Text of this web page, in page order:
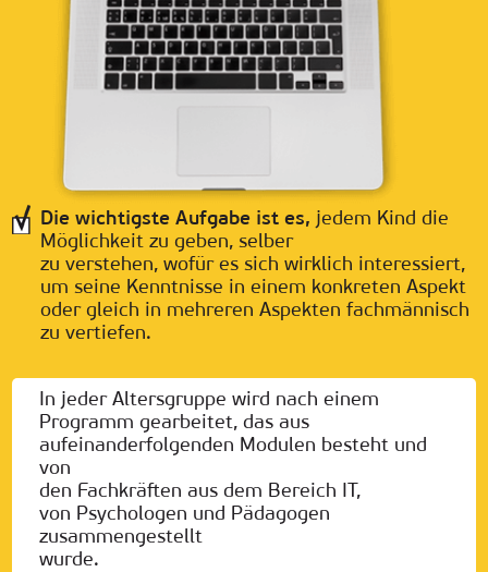
Die wichtigste Aufgabe ist es, jedem Kind die
Möglichkeit zu geben, selber
zu verstehen, wofür es sich wirklich interessiert,
um seine Kenntnisse in einem konkreten Aspekt
oder gleich in mehreren Aspekten fachmännisch
zu vertiefen.
In jeder Altersgruppe wird nach einem
Programm gearbeitet, das aus
aufeinanderfolgenden Modulen besteht und
von
den Fachkräften aus dem Bereich IT,
von Psychologen und Pädagogen
zusammengestellt
wurde.